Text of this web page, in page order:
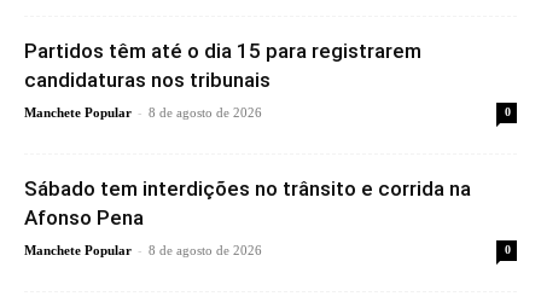
Partidos têm até o dia 15 para registrarem
candidaturas nos tribunais
Manchete Popular - 8 de agosto de 2026 0
Sábado tem interdições no trânsito e corrida na
Afonso Pena
Manchete Popular - 8 de agosto de 2026 0